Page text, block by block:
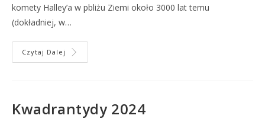
komety Halley’a w pbliżu Ziemi około 3000 lat temu
(dokładniej, w…
Czytaj Dalej
Kwadrantydy 2024